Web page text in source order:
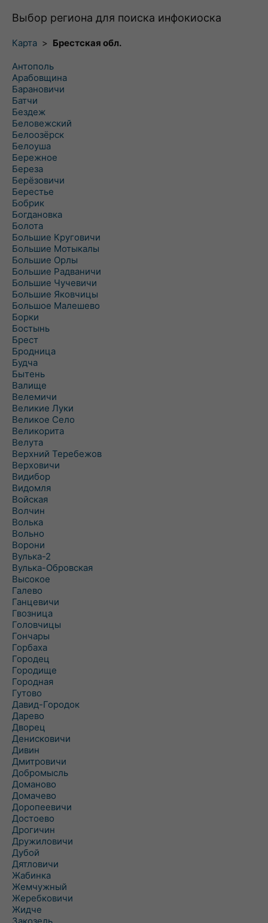
Выбор региона для поиска инфокиоска
Карта > Брестская обл.
Антополь
Арабовщина
Барановичи
Батчи
Бездеж
Беловежский
Белоозёрск
Белоуша
Бережное
Береза
Берёзовичи
Берестье
Бобрик
Богдановка
Болота
Большие Круговичи
Большие Мотыкалы
Большие Орлы
Большие Радваничи
Большие Чучевичи
Большие Яковчицы
Большое Малешево
Борки
Бостынь
Брест
Бродница
Будча
Бытень
Валище
Велемичи
Великие Луки
Великое Село
Великорита
Велута
Верхний Теребежов
Верховичи
Видибор
Видомля
Войская
Волчин
Волька
Вольно
Ворони
Вулька-2
Вулька-Обровская
Высокое
Галево
Ганцевичи
Гвозница
Головчицы
Гончары
Горбаха
Городец
Городище
Городная
Гутово
Давид-Городок
Дарево
Дворец
Денисковичи
Дивин
Дмитровичи
Добромысль
Доманово
Домачево
Доропеевичи
Достоево
Дрогичин
Дружиловичи
Дубой
Дятловичи
Жабинка
Жемчужный
Жеребковичи
Жидче